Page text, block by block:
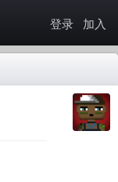
登录 加入